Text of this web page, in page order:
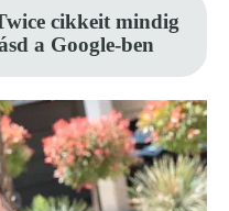
cikkeit mindig
a Google-ben